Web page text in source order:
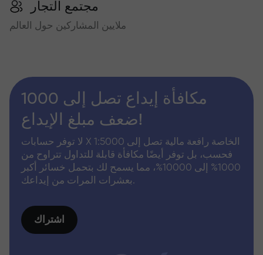
مجتمع التجار
ملايين المشاركين حول العالم
مكافأة إيداع تصل إلى 1000
ضعف مبلغ الإيداع!
لا توفر حسابات X الخاصة رافعة مالية تصل إلى 1:5000
فحسب، بل توفر أيضًا مكافأة قابلة للتداول تتراوح من
1000% إلى 10000%، مما يسمح لك بتحمل خسائر أكبر
بعشرات المرات من إيداعك.
اشتراك